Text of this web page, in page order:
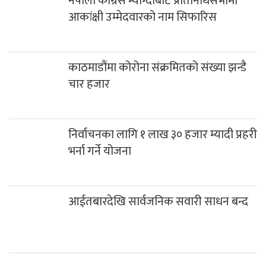
आकांक्षी उम्मेदवारको नाम सिफारिस
काठमाडौंमा कोरोना संक्रमितको संख्या झन्डै
चार हजार
निर्वाचनका लागि १ लाख ३० हजार म्यादी प्रहरी
भर्ना गर्ने योजना
आईतबारदेखि सार्वजनिक सवारी साधन बन्द